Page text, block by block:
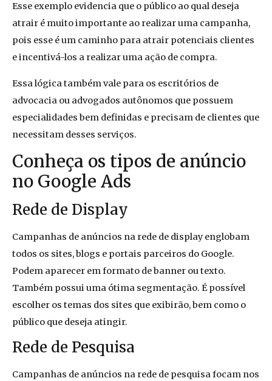
Esse exemplo evidencia que o público ao qual deseja
atrair é muito importante ao realizar uma campanha,
pois esse é um caminho para atrair potenciais clientes
e incentivá-los a realizar uma ação de compra.
Essa lógica também vale para os escritórios de
advocacia ou advogados autônomos que possuem
especialidades bem definidas e precisam de clientes que
necessitam desses serviços.
Conheça os tipos de anúncio
no Google Ads
Rede de Display
Campanhas de anúncios na rede de display englobam
todos os sites, blogs e portais parceiros do Google.
Podem aparecer em formato de banner ou texto.
Também possui uma ótima segmentação. É possível
escolher os temas dos sites que exibirão, bem como o
público que deseja atingir.
Rede de Pesquisa
Campanhas de anúncios na rede de pesquisa focam nos